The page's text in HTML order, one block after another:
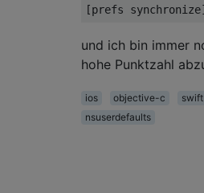
und ich bin immer
hohe Punktzahl
ios objective-c swift
nsuserdefaults